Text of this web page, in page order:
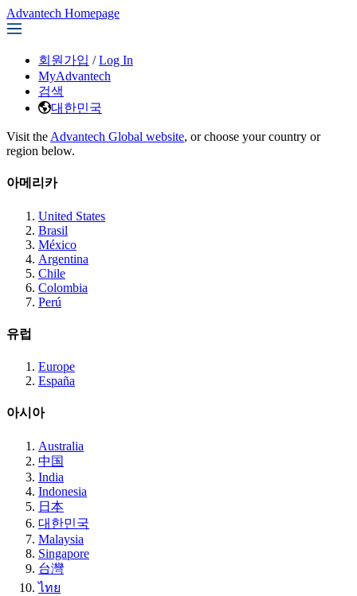
Advantech Homepage
회원가입 / Log In
MyAdvantech
검색
대한민국
Visit the Advantech Global website, or choose your country or
region below.
아메리카
United States
Brasil
México
Argentina
Chile
Colombia
Perú
유럽
Europe
España
아시아
Australia
中国
India
Indonesia
日本
대한민국
Malaysia
Singapore
台灣
ไทย